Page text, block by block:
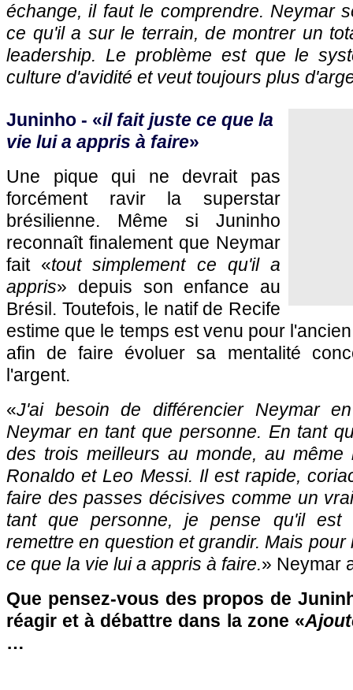
échange, il faut le comprendre. Neymar
ce qu'il a sur le terrain, de montrer un
leadership. Le problème est que le
culture d'avidité et veut toujours plus
Juninho - «il fait juste ce que la
vie lui a appris à faire»
Une pique qui ne devrait pas
forcément ravir la superstar
brésilienne. Même si Juninho
reconnaît finalement que Neymar
fait «tout simplement ce qu'il a
appris» depuis son enfance au
Brésil. Toutefois, le natif de Recife
estime que le temps est venu pour
afin de faire évoluer sa mentalité
l'argent.
«J'ai besoin de différencier Neymar
Neymar en tant que personne. En tant
des trois meilleurs au monde, au même
Ronaldo et Leo Messi. Il est rapide,
faire des passes décisives comme un
tant que personne, je pense qu'il est
remettre en question et grandir. Mais pour
ce que la vie lui a appris à faire.» Neymar
Que pensez-vous des propos de
réagir et à débattre dans la zone «
…